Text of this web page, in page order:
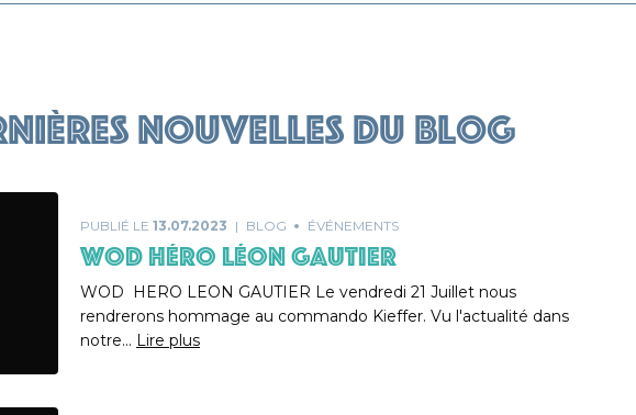
nouvelles du blog
PUBLIÉ LE 13.07.2023 BLOG ÉVÉNEMENTS
WOD héro Léon Gautier
WOD HERO LEON GAUTIER Le vendredi 21 Juillet nous
rendrerons hommage au commando Kieffer. Vu l'actualité dans
notre… Lire plus